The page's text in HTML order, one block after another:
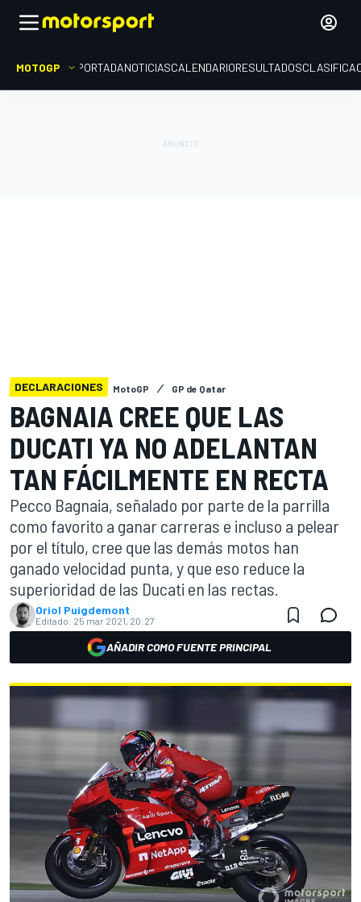
MOTOGP PORTADANOTICIASCALENDARIORESULTADOS
DECLARACIONES MotoGP GP de Qatar
BAGNAIA CREE QUE LAS
DUCATI YA NO ADELANTAN
TAN FÁCILMENTE EN RECTA
Pecco Bagnaia, señalado por parte de la parrilla
como favorito a ganar carreras e incluso a pelear
por el título, cree que las demás motos han
ganado velocidad punta, y que eso reduce la
superioridad de las Ducati en las rectas.
Oriol Puigdemont
Editado: 25 mar 2021, 20:27
AÑADIR COMO FUENTE PRINCIPAL